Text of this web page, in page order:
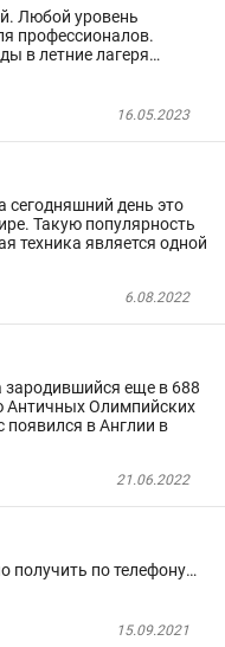
Любой уровень
профессионалов.
в летние лагеря…
16.05.2023
сегодняшний день это
Такую популярность
техника является одной
6.08.2022
зародившийся еще в 688
Античных Олимпийских
появился в Англии в
21.06.2022
по телефону…
15.09.2021